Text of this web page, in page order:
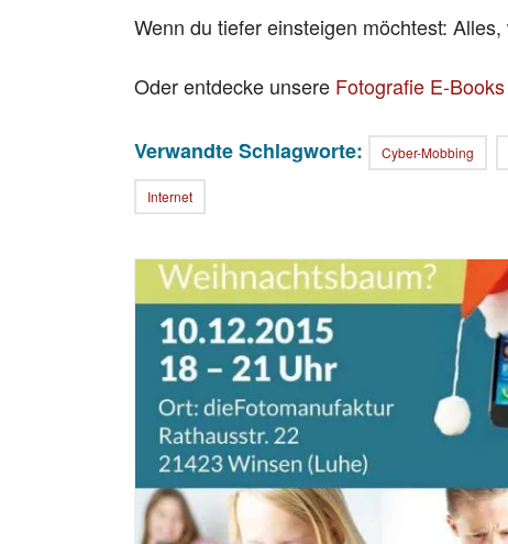
Wenn du tiefer einsteigen möchtest:
Oder entdecke unsere Fotografie E-Books
Verwandte Schlagworte: Cyber-Mobbing
Internet